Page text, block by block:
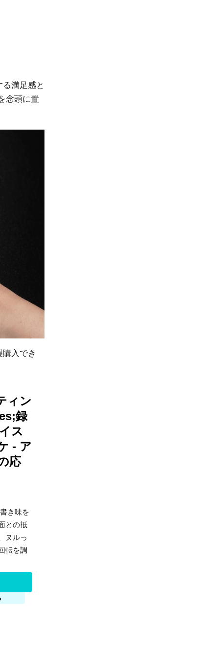
る満足感と
念頭に置
入でき
ィン
録
ス
- ア
応
き味を
との抵
ヌルっ
転を調